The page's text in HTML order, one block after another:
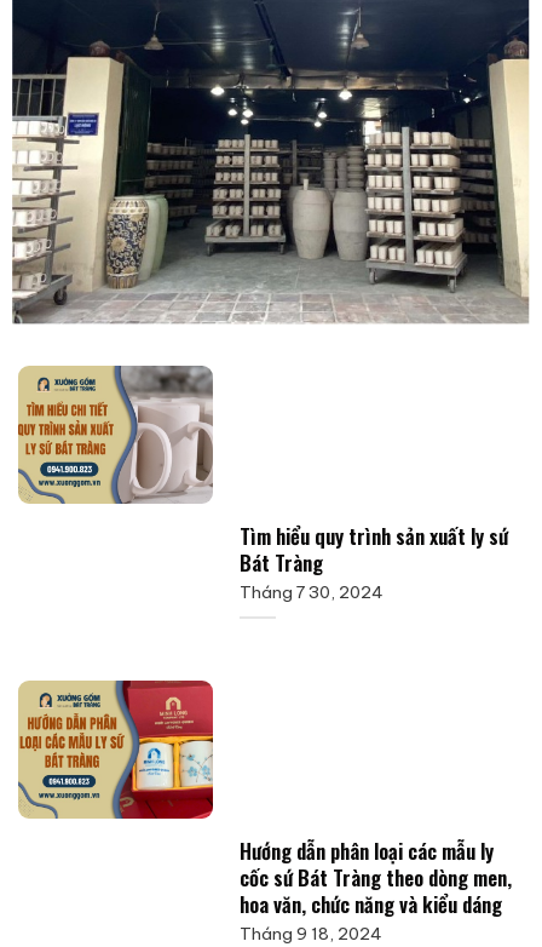
Tìm hiểu quy trình sản xuất ly sứ
Bát Tràng
Tháng 7 30, 2024
Hướng dẫn phân loại các mẫu ly
cốc sứ Bát Tràng theo dòng men,
hoa văn, chức năng và kiểu dáng
Tháng 9 18, 2024